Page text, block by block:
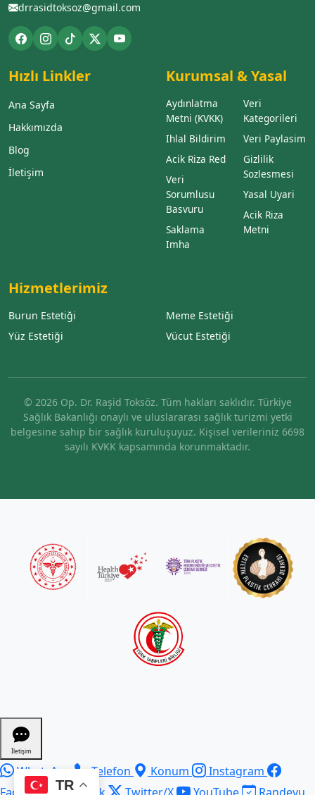
drrasidtoksoz@gmail.com
Hızlı Linkler
Ana Sayfa
Hakkımızda
Blog
İletişim
Kurumsal & Yasal
Aydınlatma
Metni (KVKK)
Ihlal Bildirim
Acik Riza Red
Veri
Sorumlusu
Basvuru
Saklama
Imha
Veri
Kategorileri
Veri Paylasim
Gizlilik
Sozlesmesi
Yasal Uyari
Acik Riza
Metni
Hizmetlerimiz
Burun Estetiği
Meme Estetiği
Yüz Estetiği
Vücut Estetiği
© 2026 Op. Dr. Raşid Toksöz. Tüm hakları saklıdır. Türkiye
Sağlık Bakanlığı onaylı ve uluslararası sağlık turizmi yetki
belgesine sahip bir sağlık kuruluşuyuz. Kişisel verileriniz 6698
sayılı KVKK kapsamında korunmaktadır.
TR
İletişim
WhatsApp Telefon Konum
Instagram